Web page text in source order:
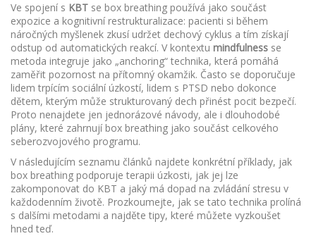
Ve spojení s KBT se box breathing používá jako součást
expozice a kognitivní restrukturalizace: pacienti si během
náročných myšlenek zkusí udržet dechový cyklus a tím získají
odstup od automatických reakcí. V kontextu mindfulness se
metoda integruje jako „anchoring“ technika, která pomáhá
zaměřit pozornost na přítomný okamžik. Často se doporučuje
lidem trpícím sociální úzkostí, lidem s PTSD nebo dokonce
dětem, kterým může strukturovaný dech přinést pocit bezpečí.
Proto nenajdete jen jednorázové návody, ale i dlouhodobé
plány, které zahrnují box breathing jako součást celkového
seberozvojového programu.
V následujícím seznamu článků najdete konkrétní příklady, jak
box breathing podporuje terapii úzkosti, jak jej lze
zakomponovat do KBT a jaký má dopad na zvládání stresu v
každodenním životě. Prozkoumejte, jak se tato technika prolíná
s dalšími metodami a najděte tipy, které můžete vyzkoušet
hned teď.